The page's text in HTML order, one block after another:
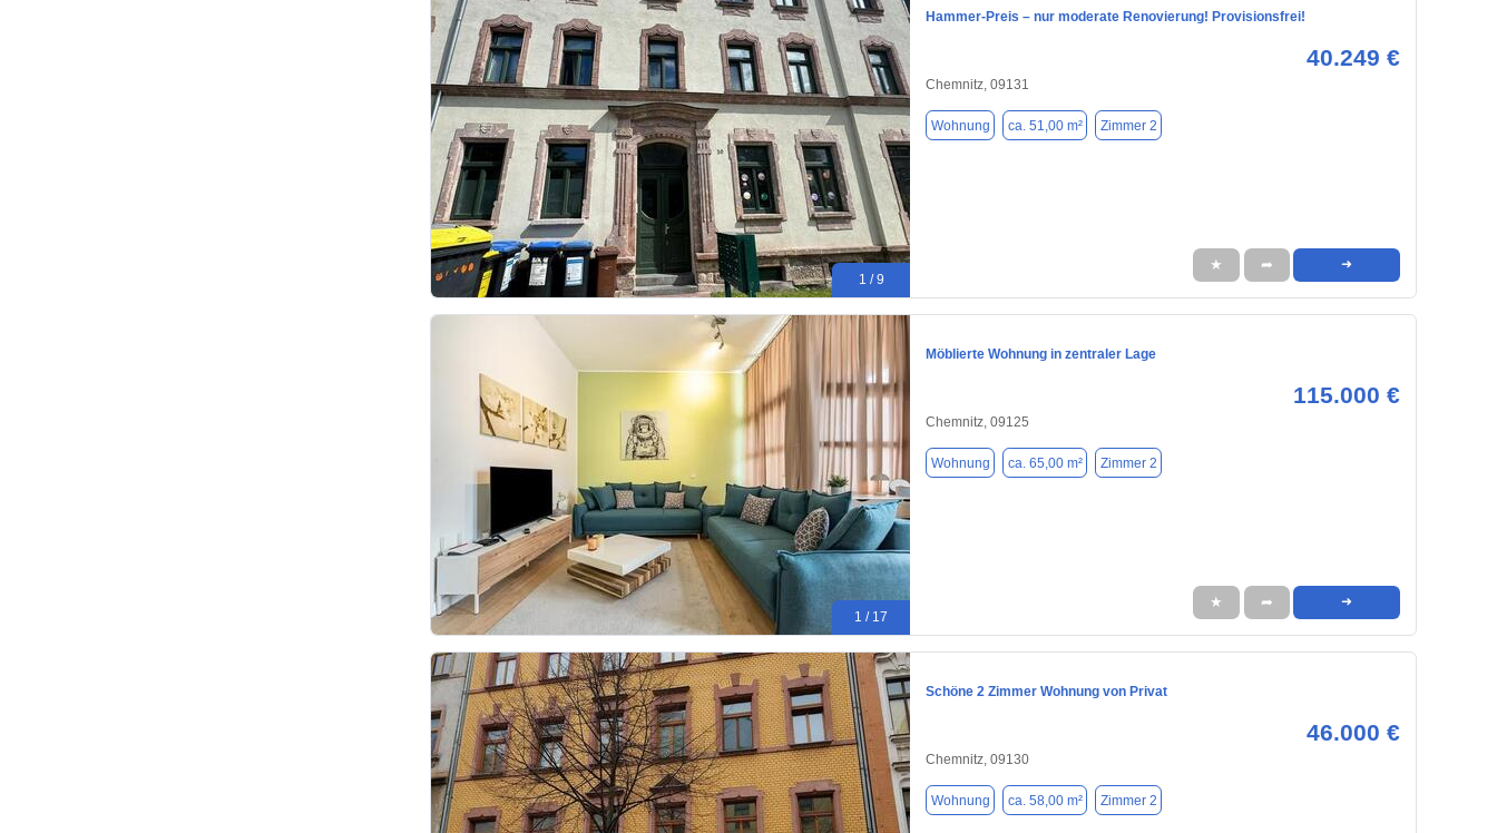
1 / 9
Hammer-Preis – nur moderate Renovierung! Provisionsfrei!
40.249 €
Chemnitz, 09131
Wohnung ca. 51,00 m² Zimmer 2
★ ➦ ➜
1 / 17
Möblierte Wohnung in zentraler Lage
115.000 €
Chemnitz, 09125
Wohnung ca. 65,00 m² Zimmer 2
★ ➦ ➜
Schöne 2 Zimmer Wohnung von Privat
46.000 €
Chemnitz, 09130
Wohnung ca. 58,00 m² Zimmer 2